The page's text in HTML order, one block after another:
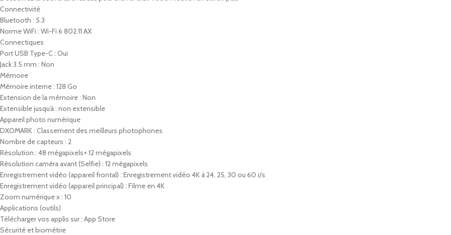
Connectivité
Bluetooth : 5.3
Norme WiFi : Wi-Fi 6 802.11 AX
Connectiques
Port USB Type-C : Oui
Jack 3.5 mm : Non
Mémoire
Mémoire interne : 128 Go
Extension de la mémoire : Non
Extensible jusqu’à : non extensible
Appareil photo numérique
DXOMARK : Classement des meilleurs photophones
Nombre de capteurs : 2
Résolution : 48 mégapixels+ 12 mégapixels
Résolution caméra avant (Selfie) : 12 mégapixels
Enregistrement vidéo (appareil frontal) : Enregistrement vidéo 4K à 24, 25, 30 ou 60 i/s
Enregistrement vidéo (appareil principal) : Filme en 4K
Zoom numérique x : 10
Applications (outils)
Télécharger vos applis sur : App Store
Sécurité et biométrie